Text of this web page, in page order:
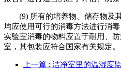
(9) 所有的培养物、储存物及其
均应使用可行的消毒方法进行消
实验室消毒的物料应置于耐用、
室，其包装应符合国家有关规定。
上一篇 : 洁净室里的温湿度